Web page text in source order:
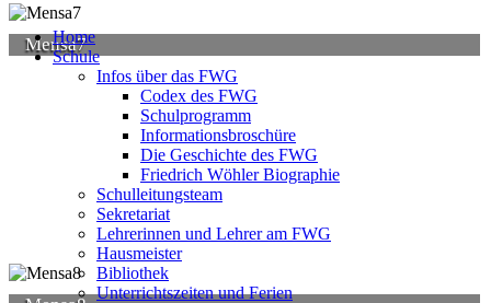
Mensa7
Home
Schule
Infos über das FWG
Codex des FWG
Schulprogramm
Informationsbroschüre
Die Geschichte des FWG
Friedrich Wöhler Biographie
Schulleitungsteam
Sekretariat
Lehrerinnen und Lehrer am FWG
Hausmeister
Bibliothek
Unterrichtszeiten und Ferien